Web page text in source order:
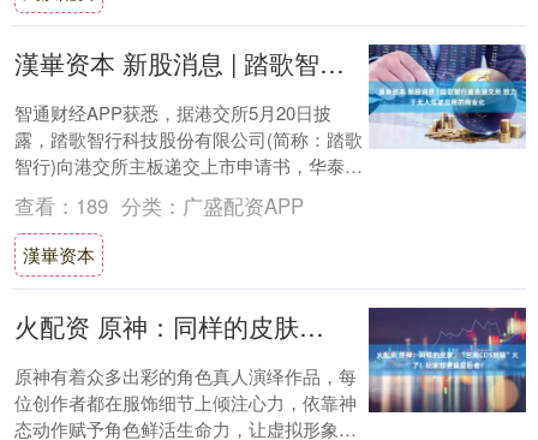
漢崋资本 新股消息 | 踏歌智行递表港交所 致力于无人驾驶应用的商业化
智通财经APP获悉，据港交所5月20日披
露，踏歌智行科技股份有限公司(简称：踏歌
智行)向港交所主板递交上市申请书，华泰国
际为独家保荐人。 公司简介 踏歌智行是
矿....
查看： 189 分类： 广盛配资APP
漢崋资本
火配资 原神：同样的皮肤，“甘雨COS刻晴”火了！玩家却更偏爱后者！
原神有着众多出彩的角色真人演绎作品，每
位创作者都在服饰细节上倾注心力，依靠神
态动作赋予角色鲜活生命力，让虚拟形象走